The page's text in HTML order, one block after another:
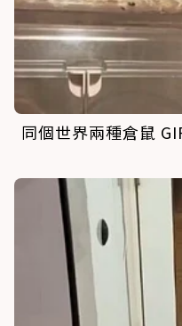
同個世界兩種倉鼠